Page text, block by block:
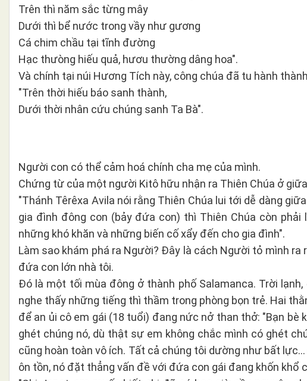
Trên thì năm sắc từng mây
Dưới thì bể nước trong vầy như gương
Cá chim chầu tại tĩnh đường
Hạc thưòng hiếu quả, hươu thường dâng hoa".
Và chính tại núi Hương Tích này, công chúa đã tu hành
"Trên thời hiếu báo sanh thành,
Dưới thời nhân cứu chúng sanh Ta Bà".
Người con có thể cảm hoá chính cha mẹ của mình.
Chứng từ của một người Kitô hữu nhận ra Thiên Chúa ở
"Thánh Têrêxa Avila nói rằng Thiên Chúa lui tới dễ dàng
gia đình đông con (bảy đứa con) thì Thiên Chúa còn
những khó khăn và những biến cố xẩy đến cho gia đình".
Làm sao khám phá ra Người? Đây là cách Người tỏ mình
đứa con lớn nhà tôi.
Đó là một tối mùa đông ở thành phố Salamanca. Trời
nghe thấy những tiếng thì thầm trong phòng bọn trẻ. Hai
để an ủi cô em gái (18 tuổi) đang nức nở than thở: "Bạn bè
ghét chúng nó, dù thật sự em không chắc mình có ghét
cũng hoàn toàn vô ích. Tất cả chúng tôi dường như bất
ôn tồn, nó đặt thẳng vấn đề với đứa con gái đang khốn khổ